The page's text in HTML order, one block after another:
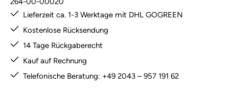
Lieferzeit ca. 1-3 Werktage mit DHL GOGREEN
Kostenlose Rücksendung
14 Tage Rückgaberecht
Kauf auf Rechnung
Telefonische Beratung: +49 2043 – 957 191 62